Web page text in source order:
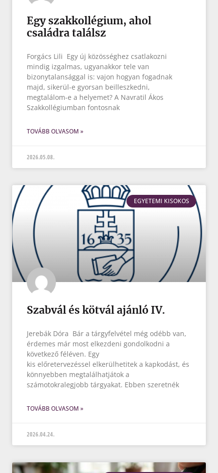
Egy szakkollégium, ahol
családra találsz
Forgács Lili Egy új közösséghez csatlakozni
mindig izgalmas, ugyanakkor tele van
bizonytalansággal is: vajon hogyan fogadnak
majd, sikerül-e gyorsan beilleszkedni,
megtalálom-e a helyemet? A Navratil Ákos
Szakkollégiumban fontosnak
TOVÁBB OLVASOM »
2026.05.08.
EGYETEMI KISOKOS
Szabvál és kötvál ajánló IV.
Jerebák Dóra Bár a tárgyfelvétel még odébb van,
érdemes már most elkezdeni gondolkodni a
következő féléven. Egy
kis előretervezéssel elkerülhetitek a kapkodást, és
könnyebben megtalálhatjátok a
számotokralegjobb tárgyakat. Ebben szeretnék
TOVÁBB OLVASOM »
2026.04.24.